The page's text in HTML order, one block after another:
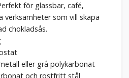
för glassbar, café,
verksamheter som vill skapa
chokladsås.
eller grå polykarbonat
och rostfritt stål